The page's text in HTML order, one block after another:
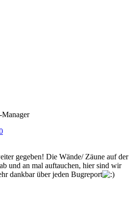
gegeben! Die Wände/ Zäune auf der
und an mal auftauchen, hier sind wir
dankbar über jeden Bugreport